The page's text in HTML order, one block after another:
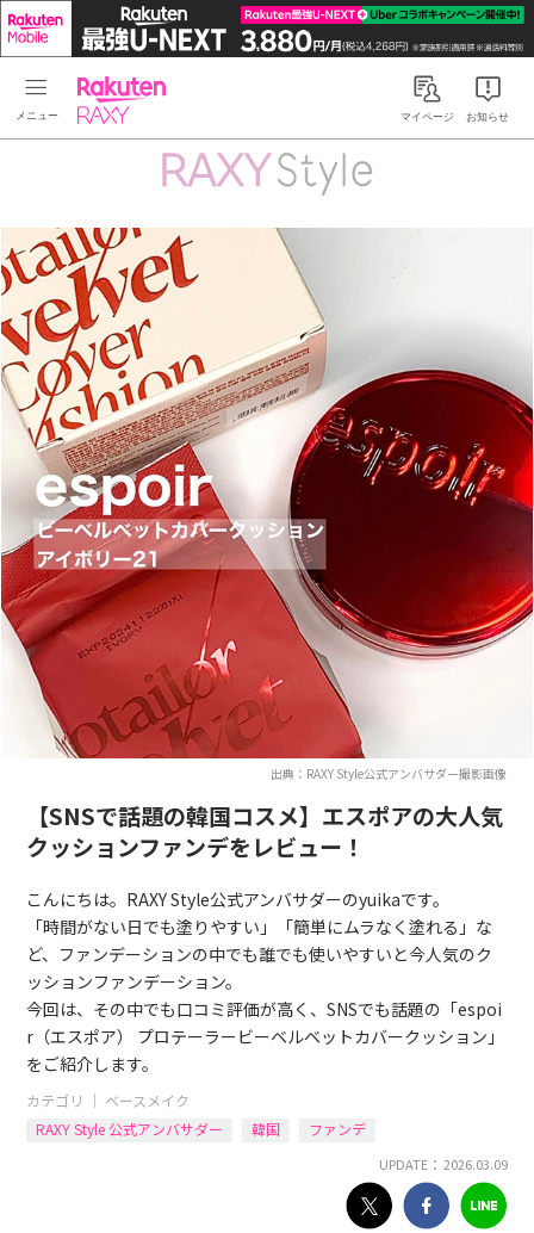
Rakuten RAXYマイページ お知らせ
出典：RAXY Style公式アンバサダー撮影画像
【SNSで話題の韓国コスメ】エスポアの大人気
クッションファンデをレビュー！
こんにちは。RAXY Style公式アンバサダーのyuikaです。
「時間がない日でも塗りやすい」「簡単にムラなく塗れる」な
ど、ファンデーションの中でも誰でも使いやすいと今人気のク
ッションファンデーション。
今回は、その中でも口コミ評価が高く、SNSでも話題の「espoi
r（エスポア） プロテーラービーベルベットカバークッション」
をご紹介します。
カテゴリ ｜ ベースメイク
RAXY Style 公式アンバサダー
韓国 ファンデ
UPDATE： 2026.03.09